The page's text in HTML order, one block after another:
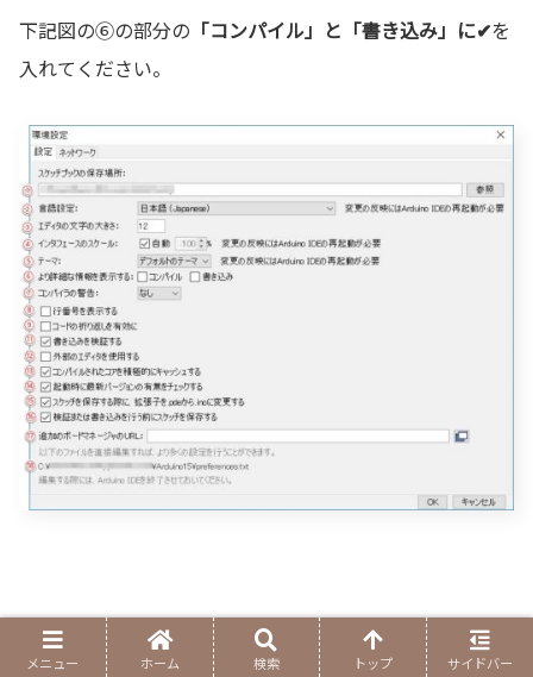
下記図の⑥の部分の 「コンパイル」と「書き込み」に✔を
入れてください。
メニュー ホーム 検索 トップ サイドバー